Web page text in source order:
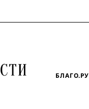
БЛАГО.РУ